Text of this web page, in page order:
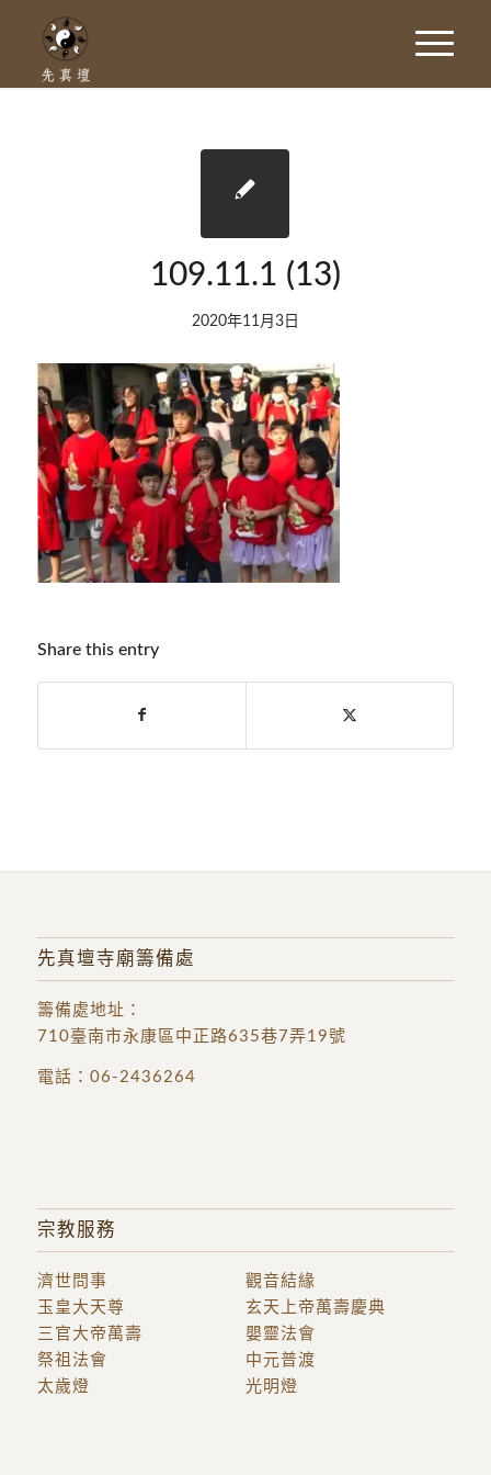
109.11.1 (13)
2020年11月3日
Share this entry
先真壇寺廟籌備處
籌備處地址 ：
710臺南市永康區中正路635巷7弄19號
電話： 06-2436264
宗教服務
濟世問事
觀音結緣
玉皇大天尊
三官大帝萬壽
玄天上帝萬壽慶典
嬰靈法會
祭祖法會
中元普渡
太歲燈
光明燈